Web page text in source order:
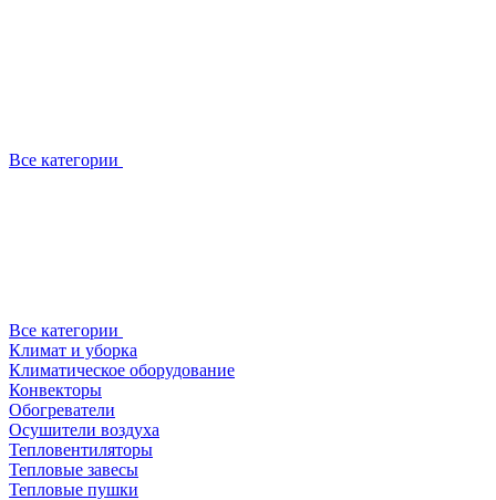
Все категории
Все категории
Климат и уборка
Климатическое оборудование
Конвекторы
Обогреватели
Осушители воздуха
Тепловентиляторы
Тепловые завесы
Тепловые пушки